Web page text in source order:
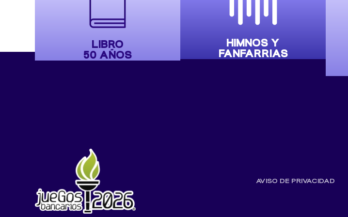
LIBRO
50 AÑOS
HIMNOS Y
FANFARRIAS
AVISO DE PRIVACIDAD